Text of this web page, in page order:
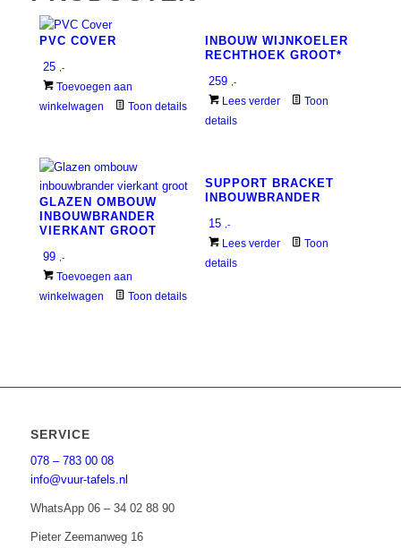
PVC COVER
25 ,-
Toevoegen aan
winkelwagen
Toon details
INBOUW WIJNKOELER
RECHTHOEK GROOT*
259 ,-
Lees verder
Toon
details
GLAZEN OMBOUW
INBOUWBRANDER
VIERKANT GROOT
99 ,-
Toevoegen aan
winkelwagen
Toon details
SUPPORT BRACKET
INBOUWBRANDER
15 ,-
Lees verder
Toon
details
SERVICE
078 – 783 00 08
info@vuur-tafels.nl
WhatsApp 06 – 34 02 88 90
Pieter Zeemanweg 16